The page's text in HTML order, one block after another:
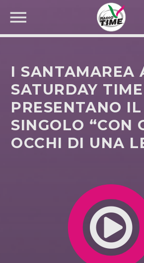
CERCA NEL
I SANTAMAREA
SATURDAY TIME
PRESENTANO
SINGOLO “CON
OCCHI DI UNA